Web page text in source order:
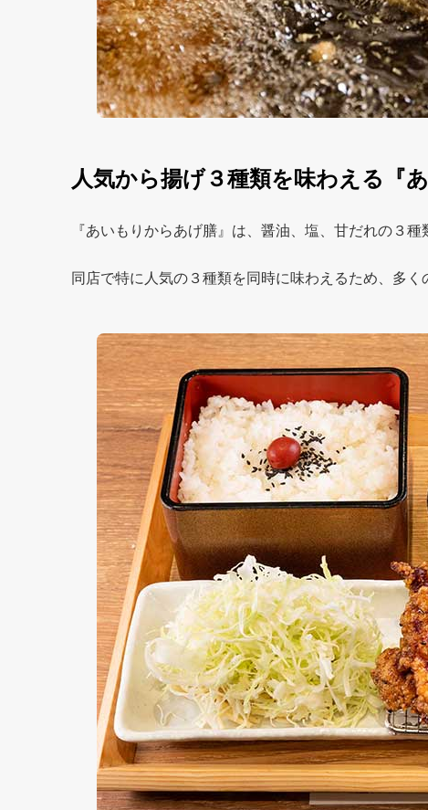
人気から揚げ３種類を味わえる『
『あいもりからあげ膳』は、醤油、塩、甘だれの３
同店で特に人気の３種類を同時に味わえるため、多く